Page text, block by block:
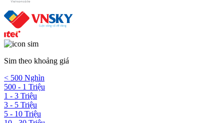
Sim theo khoảng giá
< 500 Nghìn
500 - 1 Triệu
1 - 3 Triệu
3 - 5 Triệu
5 - 10 Triệu